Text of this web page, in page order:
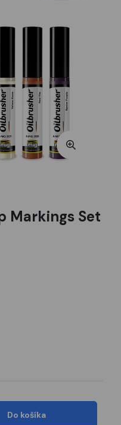
Markings Set
Do košíka